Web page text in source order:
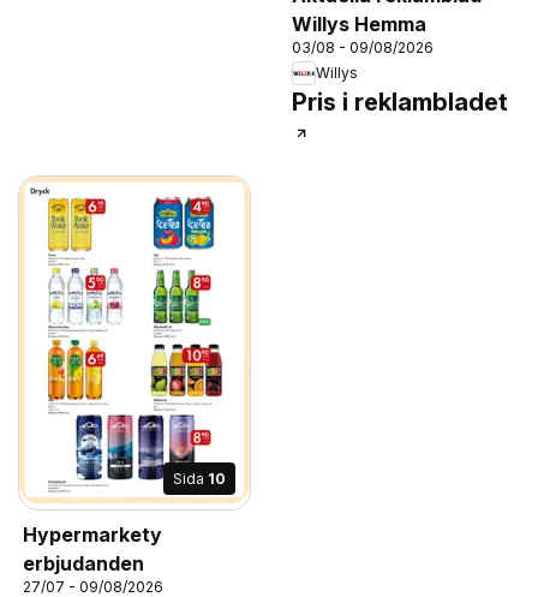
Willys Hemma
03/08 - 09/08/2026
Willys
Pris i reklambladet
Sida 10
Hypermarkety
erbjudanden
27/07 - 09/08/2026